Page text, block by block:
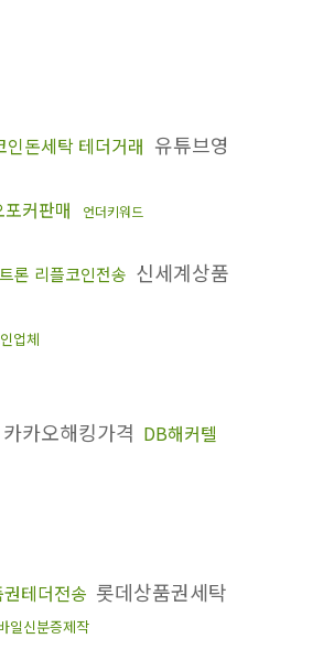
인돈세탁 테더거래 유튜브영
커판매
언더키워드
트론 리플코인전송 신세계상품
업체
카카오해킹가격 DB해커텔
테더전송 롯데상품권세탁
일신분증제작